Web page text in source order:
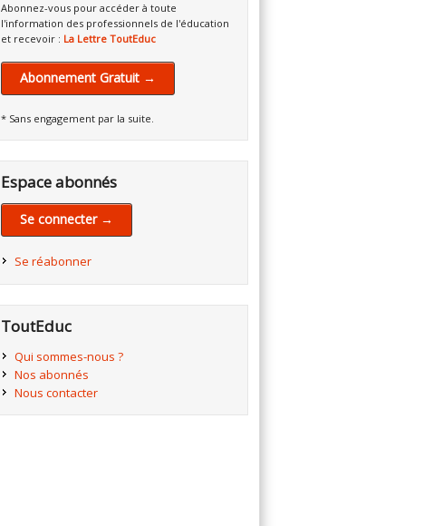
Abonnez-vous pour accéder à toute
l'information des professionnels de l'éducation
et recevoir : La Lettre ToutEduc
Abonnement Gratuit →
* Sans engagement par la suite.
Espace abonnés
Se connecter →
Se réabonner
ToutEduc
Qui sommes-nous ?
Nos abonnés
Nous contacter